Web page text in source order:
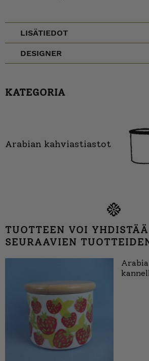
LISÄTIEDOT
DESIGNER
KATEGORIA
Arabian kahviastiastot
TUOTTEEN VOI YHDISTÄÄ
SEURAAVIEN